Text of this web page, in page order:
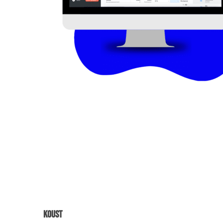
Koust